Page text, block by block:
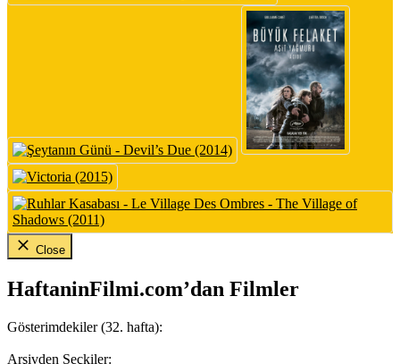
Close
HaftaninFilmi.com’dan Filmler
Gösterimdekiler (32. hafta):
Arşivden Seçkiler: